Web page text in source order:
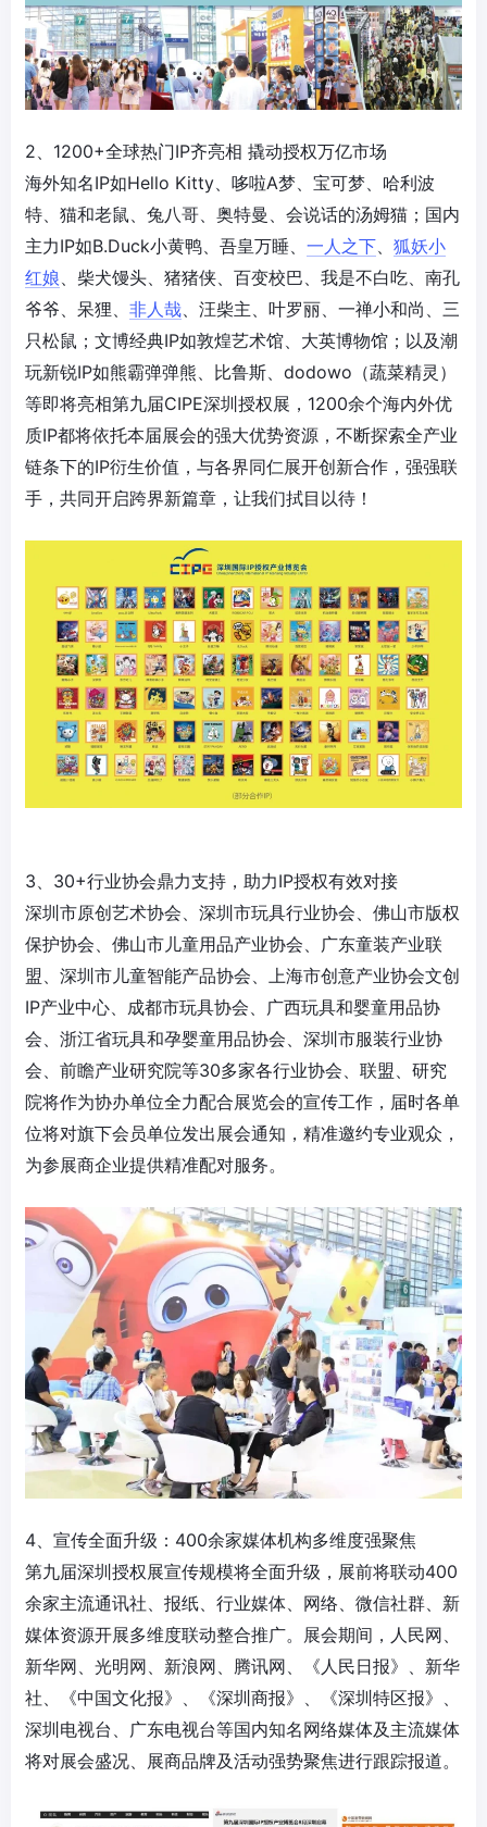
2、1200+全球热门IP齐亮相 撬动授权万亿市场
海外知名IP如Hello Kitty、哆啦A梦、宝可梦、哈利波
特、猫和老鼠、兔八哥、奥特曼、会说话的汤姆猫；国内
主力IP如B.Duck小黄鸭、吾皇万睡、 一人之下
狐妖小
红娘 、柴犬馒头、猪猪侠、百变校巴、我是不白吃、南孔
爷爷、呆狸、 非人哉 、汪柴主、叶罗丽、一禅小和尚、三
只松鼠；文博经典IP如敦煌艺术馆、大英博物馆；以及潮
玩新锐IP如熊霸弹弹熊、比鲁斯、dodowo（蔬菜精灵）
等即将亮相第九届CIPE深圳授权展，1200余个海内外优
质IP都将依托本届展会的强大优势资源，不断探索全产业
链条下的IP衍生价值，与各界同仁展开创新合作，强强联
手，共同开启跨界新篇章，让我们拭目以待！
3、30+行业协会鼎力支持，助力IP授权有效对接
深圳市原创艺术协会、深圳市玩具行业协会、佛山市版权
保护协会、佛山市儿童用品产业协会、广东童装产业联
盟、深圳市儿童智能产品协会、上海市创意产业协会文创
IP产业中心、成都市玩具协会、广西玩具和婴童用品协
会、浙江省玩具和孕婴童用品协会、深圳市服装行业协
会、前瞻产业研究院等30多家各行业协会、联盟、研究
院将作为协办单位全力配合展览会的宣传工作，届时各单
位将对旗下会员单位发出展会通知，精准邀约专业观众，
为参展商企业提供精准配对服务。
4、宣传全面升级：400余家媒体机构多维度强聚焦
第九届深圳授权展宣传规模将全面升级，展前将联动400
余家主流通讯社、报纸、行业媒体、网络、微信社群、新
媒体资源开展多维度联动整合推广。展会期间，人民网、
新华网、光明网、新浪网、腾讯网、《人民日报》、新华
社、《中国文化报》、《深圳商报》、《深圳特区报》、
深圳电视台、广东电视台等国内知名网络媒体及主流媒体
将对展会盛况、展商品牌及活动强势聚焦进行跟踪报道。